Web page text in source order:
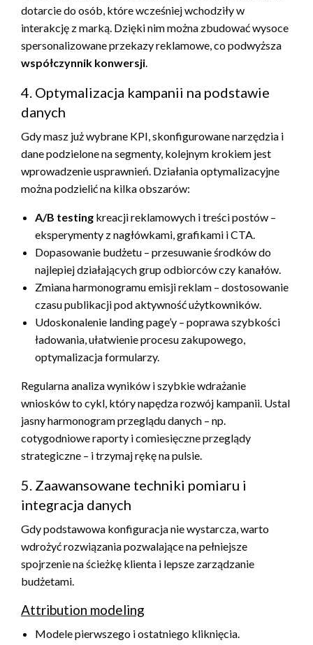
dotarcie do osób, które wcześniej wchodziły w
interakcję z marką. Dzięki nim można zbudować wysoce
spersonalizowane przekazy reklamowe, co podwyższa
współczynnik konwersji.
4. Optymalizacja kampanii na podstawie
danych
Gdy masz już wybrane KPI, skonfigurowane narzędzia i
dane podzielone na segmenty, kolejnym krokiem jest
wprowadzenie usprawnień. Działania optymalizacyjne
można podzielić na kilka obszarów:
A/B testing kreacji reklamowych i treści postów –
eksperymenty z nagłówkami, grafikami i CTA.
Dopasowanie budżetu – przesuwanie środków do
najlepiej działających grup odbiorców czy kanałów.
Zmiana harmonogramu emisji reklam – dostosowanie
czasu publikacji pod aktywność użytkowników.
Udoskonalenie landing page’y – poprawa szybkości
ładowania, ułatwienie procesu zakupowego,
optymalizacja formularzy.
Regularna analiza wyników i szybkie wdrażanie
wniosków to cykl, który napędza rozwój kampanii. Ustal
jasny harmonogram przeglądu danych – np.
cotygodniowe raporty i comiesięczne przeglądy
strategiczne – i trzymaj rękę na pulsie.
5. Zaawansowane techniki pomiaru i
integracja danych
Gdy podstawowa konfiguracja nie wystarcza, warto
wdrożyć rozwiązania pozwalające na pełniejsze
spojrzenie na ścieżkę klienta i lepsze zarządzanie
budżetami.
Attribution modeling
Modele pierwszego i ostatniego kliknięcia.